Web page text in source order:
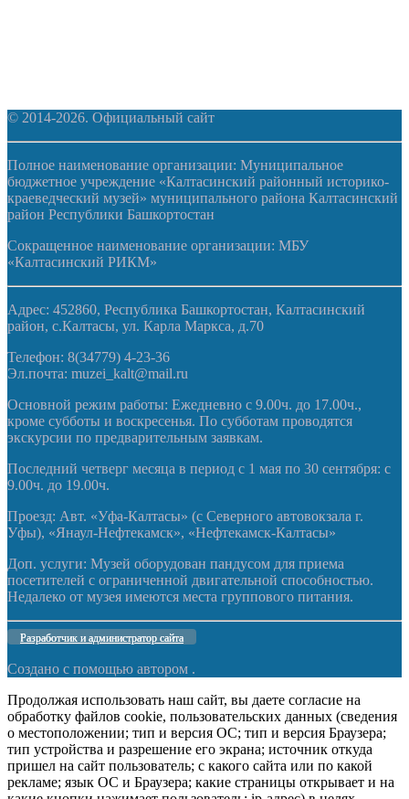
© 2014-2026. Официальный сайт
Полное наименование организации: Муниципальное
бюджетное учреждение «Калтасинский районный историко-
краеведческий музей» муниципального района Калтасинский
район Республики Башкортостан
Сокращенное наименование организации: МБУ
«Калтасинский РИКМ»
Адрес: 452860, Республика Башкортостан, Калтасинский
район, с.Калтасы, ул. Карла Маркса, д.70
Телефон: 8(34779) 4-23-36
Эл.почта: muzei_kalt@mail.ru
Основной режим работы: Ежедневно с 9.00ч. до 17.00ч.,
кроме субботы и воскресенья. По субботам проводятся
экскурсии по предварительным заявкам.
Последний четверг месяца в период с 1 мая по 30 сентября: с
9.00ч. до 19.00ч.
Проезд: Авт. «Уфа-Калтасы» (с Северного автовокзала г.
Уфы), «Янаул-Нефтекамск», «Нефтекамск-Калтасы»
Доп. услуги: Музей оборудован пандусом для приема
посетителей с ограниченной двигательной способностью.
Недалеко от музея имеются места группового питания.
Разработчик и администратор сайта
Создано с помощью автором .
Продолжая использовать наш сайт, вы даете согласие на
обработку файлов cookie, пользовательских данных (сведения
о местоположении; тип и версия ОС; тип и версия Браузера;
тип устройства и разрешение его экрана; источник откуда
пришел на сайт пользователь; с какого сайта или по какой
рекламе; язык ОС и Браузера; какие страницы открывает и на